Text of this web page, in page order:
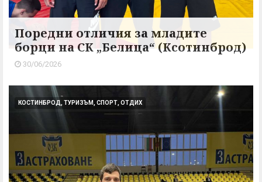
Поредни отличия за младите
борци на СК „Белица“ (Ксотинброд)
30/06/2026
КОСТИНБРОД, ТУРИЗЪМ, СПОРТ, ОТДИХ